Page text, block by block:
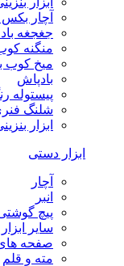
آچار بکس
جغجغه
منگنه
میخ کوب
بادپاش
پیستوله
شلنگ
ابزار
ابزار دستی
آچار
انبر
پیچ
سایر
صفحه
مته و قلم